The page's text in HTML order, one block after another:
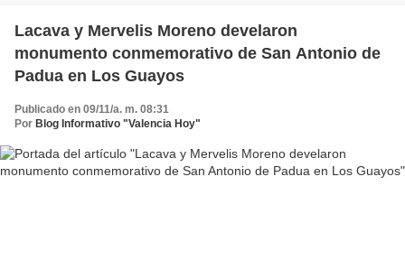
Lacava y Mervelis Moreno develaron
monumento conmemorativo de San Antonio de
Padua en Los Guayos
Publicado en 09/11/a. m. 08:31
Por Blog Informativo "Valencia Hoy"